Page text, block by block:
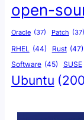
open-
Oracle (37) Patch (37)
RHEL (44) Rust (47)
Software (45) SUSE
Ubuntu